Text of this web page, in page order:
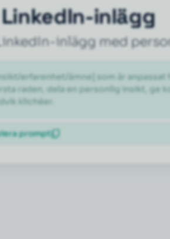
inlägg
inlägg med
erfarenhet/ämne] som är anpassat
raden, dela en personlig insikt, ge
klichéer.
prompt